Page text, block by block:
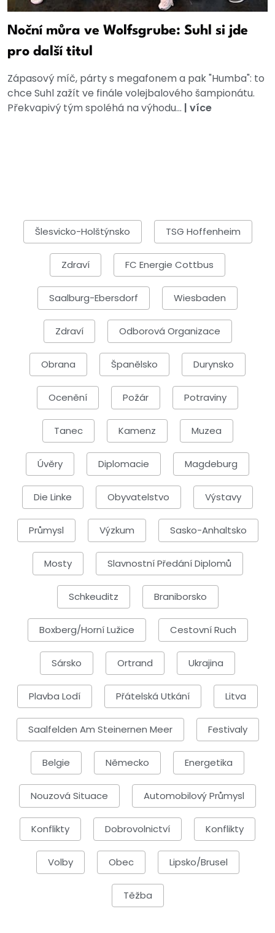
Noční můra ve Wolfsgrube: Suhl si jde
pro další titul
Zápasový míč, párty s megafonem a pak "Humba": to
chce Suhl zažít ve finále volejbalového šampionátu.
Překvapivý tým spoléhá na výhodu... | více
Šlesvicko-Holštýnsko TSG Hoffenheim
Zdraví FC Energie Cottbus
Saalburg-Ebersdorf Wiesbaden
Zdraví Odborová Organizace
Obrana Španělsko Durynsko
Ocenění Požár Potraviny
Tanec Kamenz Muzea
Úvěry Diplomacie Magdeburg
Die Linke Obyvatelstvo Výstavy
Průmysl Výzkum Sasko-Anhaltsko
Mosty Slavnostní Předání Diplomů
Schkeuditz Braniborsko
Boxberg/Horní Lužice Cestovní Ruch
Sársko Ortrand Ukrajina
Plavba Lodí Přátelská Utkání Litva
Saalfelden Am Steinernen Meer Festivaly
Belgie Německo Energetika
Nouzová Situace Automobilový Průmysl
Konflikty Dobrovolnictví Konflikty
Volby Obec Lipsko/Brusel
Těžba